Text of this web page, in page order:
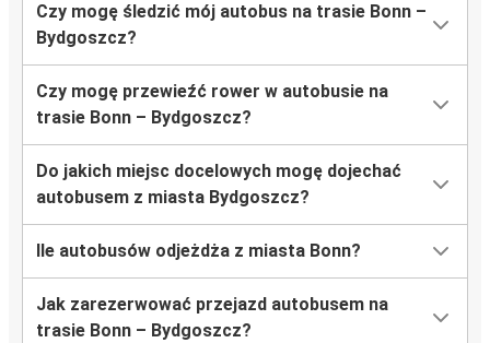
Czy mogę śledzić mój autobus na trasie Bonn –
Bydgoszcz?
Czy mogę przewieźć rower w autobusie na
trasie Bonn – Bydgoszcz?
Do jakich miejsc docelowych mogę dojechać
autobusem z miasta Bydgoszcz?
Ile autobusów odjeżdża z miasta Bonn?
Jak zarezerwować przejazd autobusem na
trasie Bonn – Bydgoszcz?